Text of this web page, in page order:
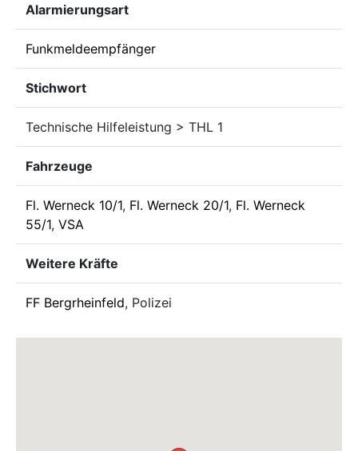
Alarmierungsart
Funkmeldeempfänger
Stichwort
Technische Hilfeleistung > THL 1
Fahrzeuge
Fl. Werneck 10/1, Fl. Werneck 20/1, Fl. Werneck
55/1, VSA
Weitere Kräfte
FF Bergrheinfeld, Polizei